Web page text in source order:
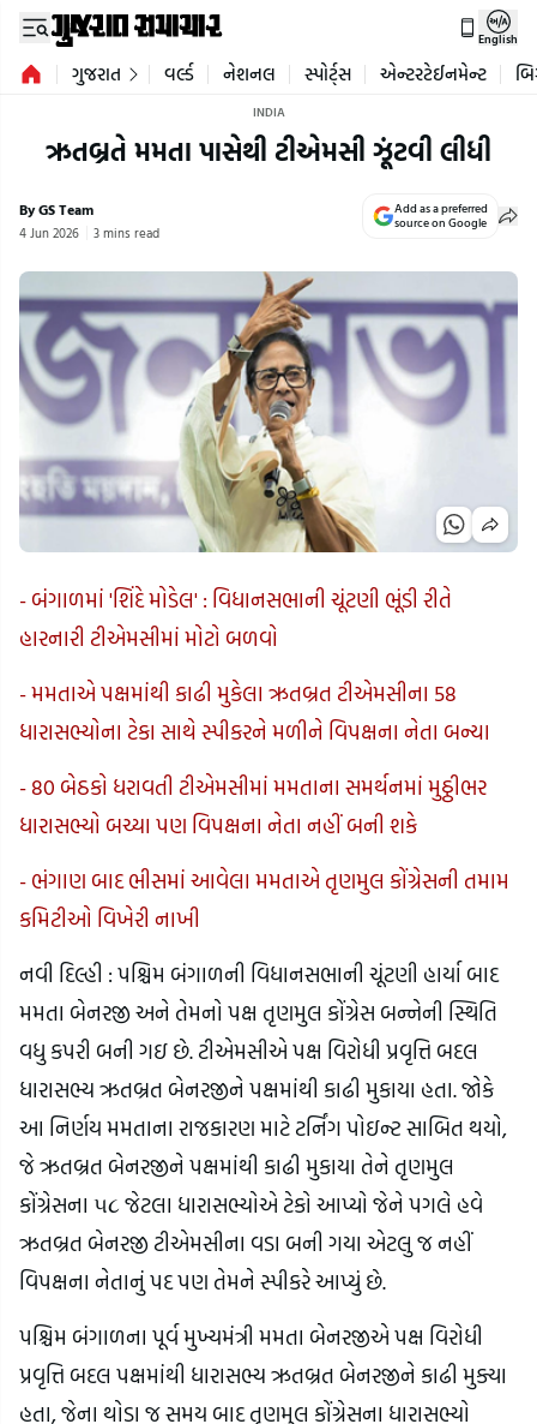
English
ગુજરાત વર્લ્ડ નેશનલ સ્પોર્ટ્સ એન્ટરટેઈનમેન્ટ
INDIA
ઋતબ્રતે મમતા પાસેથી ટીએમસી ઝૂંટવી લીધી
By GS Team
4 Jun 2026 3 mins read
Add as a preferred
source on Google
- બંગાળમાં 'શિંદે મોડેલ' : વિધાનસભાની ચૂંટણી ભૂંડી રીતે
હારનારી ટીએમસીમાં મોટો બળવો
- મમતાએ પક્ષમાંથી કાઢી મુકેલા ઋતબ્રત ટીએમસીના 58
ધારાસભ્યોના ટેકા સાથે સ્પીકરને મળીને વિપક્ષના નેતા બન્યા
- 80 બેઠકો ધરાવતી ટીએમસીમાં મમતાના સમર્થનમાં મુઠ્ઠીભર
ધારાસભ્યો બચ્યા પણ વિપક્ષના નેતા નહીં બની શકે
- ભંગાણ બાદ ભીસમાં આવેલા મમતાએ તૃણમુલ કોંગ્રેસની તમામ
કમિટીઓ વિખેરી નાખી
નવી દિલ્હી : પશ્ચિમ બંગાળની વિધાનસભાની ચૂંટણી હાર્યા બાદ
મમતા બેનરજી અને તેમનો પક્ષ તૃણમુલ કોંગ્રેસ બન્નેની સ્થિતિ
વધુ કપરી બની ગઇ છે. ટીએમસીએ પક્ષ વિરોધી પ્રવૃત્તિ બદલ
ધારાસભ્ય ઋતબ્રત બેનરજીને પક્ષમાંથી કાઢી મુકાયા હતા. જોકે
આ નિર્ણય મમતાના રાજકારણ માટે ટર્નિંગ પોઇન્ટ સાબિત થયો,
જે ઋતબ્રત બેનરજીને પક્ષમાંથી કાઢી મુકાયા તેને તૃણમુલ
કોંગ્રેસના ૫૮ જેટલા ધારાસભ્યોએ ટેકો આપ્યો જેને પગલે હવે
ઋતબ્રત બેનરજી ટીએમસીના વડા બની ગયા એટલુ જ નહીં
વિપક્ષના નેતાનું પદ પણ તેમને સ્પીકરે આપ્યું છે.
પશ્ચિમ બંગાળના પૂર્વ મુખ્યમંત્રી મમતા બેનરજીએ પક્ષ વિરોધી
પ્રવૃત્તિ બદલ પક્ષમાંથી ધારાસભ્ય ઋતબ્રત બેનરજીને કાઢી મુક્યા
હતા, જેના થોડા જ સમય બાદ તૃણમુલ કોંગ્રેસના ધારાસભ્યો